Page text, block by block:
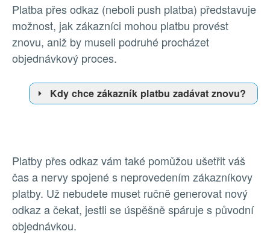
Platba přes odkaz (neboli push platba) představuje
možnost, jak zákazníci mohou platbu provést
znovu, aniž by museli podruhé procházet
objednávkový proces.
Kdy chce zákazník platbu zadávat znovu?
Platby přes odkaz vám také pomůžou ušetřit váš
čas a nervy spojené s neprovedením zákazníkovy
platby. Už nebudete muset ručně generovat nový
odkaz a čekat, jestli se úspěšně spáruje s původní
objednávkou.